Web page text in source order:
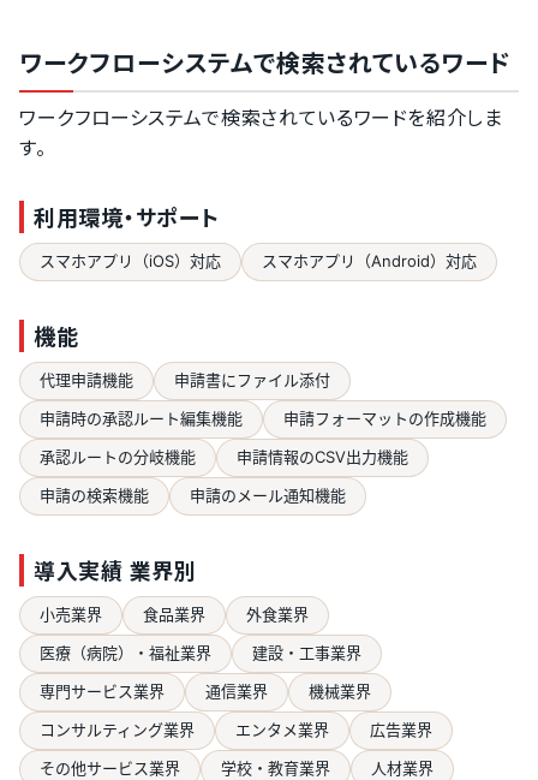
ワークフローシステムで検索されているワード
ワークフローシステムで検索されているワードを紹介しま
す。
利用環境・サポート
スマホアプリ（iOS）対応 スマホアプリ（Android）対応
機能
代理申請機能
申請書にファイル添付
申請時の承認ルート編集機能
申請フォーマットの作成機能
承認ルートの分岐機能
申請情報のCSV出力機能
申請の検索機能
申請のメール通知機能
導入実績 業界別
小売業界 食品業界
外食業界
医療（病院）・福祉業界
建設・工事業界
専門サービス業界
通信業界
機械業界
コンサルティング業界
エンタメ業界
広告業界
その他サービス業界
学校・教育業界
人材業界